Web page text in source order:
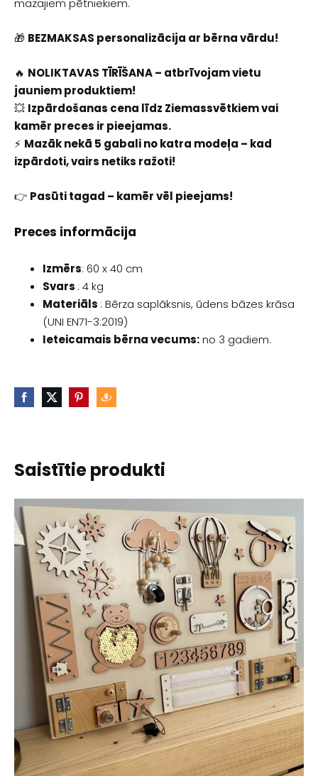
🎁 BEZMAKSAS personalizācija ar bērna vārdu!
🔥 NOLIKTAVAS TĪRĪŠANA – atbrīvojam vietu
jauniem produktiem!
💥 Izpārdošanas cena līdz Ziemassvētkiem vai
kamēr preces ir pieejamas.
⚡️ Mazāk nekā 5 gabali no katra modeļa – kad
izpārdoti, vairs netiks ražoti!
👉 Pasūti tagad – kamēr vēl pieejams!
Preces informācija
Izmērs: 60 x 40 cm
Svars : 4 kg
Materiāls : Bērza saplāksnis, ūdens bāzes krāsa
(UNI EN71-3:2019)
Ieteicamais bērna vecums:no 3 gadiem.
Saistītie produkti